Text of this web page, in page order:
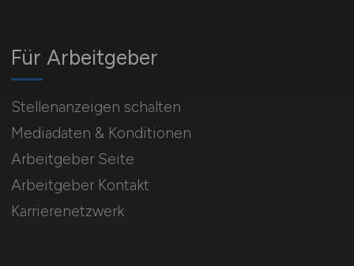
Für Arbeitgeber
Stellenanzeigen schalten
Mediadaten & Konditionen
Arbeitgeber Seite
Arbeitgeber Kontakt
Karrierenetzwerk